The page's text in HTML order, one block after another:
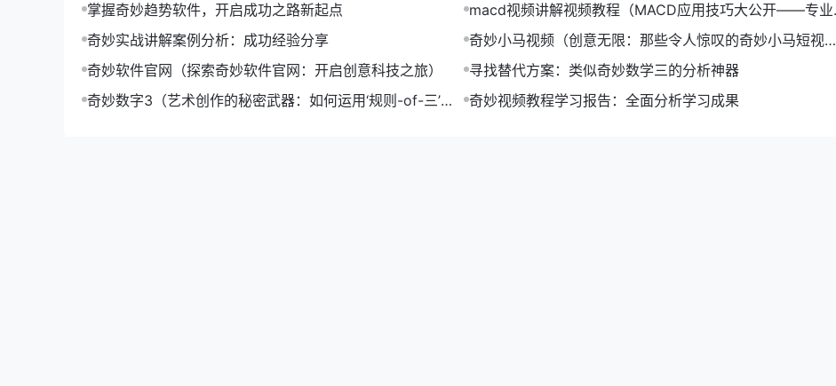
掌握奇妙趋势软件，开启成功之路新起点
macd视频讲解视频教程（MACD应用技巧大公开——专业
视频教程）
奇妙实战讲解案例分析：成功经验分享
奇妙小马视频（创意无限：那些令人惊叹的奇妙小马短视频
合集）
奇妙软件官网（探索奇妙软件官网：开启创意科技之旅）
寻找替代方案：类似奇妙数学三的分析神器
奇妙数字3（艺术创作的秘密武器：如何运用‘规则-of-三’提
奇妙视频教程学习报告：全面分析学习成果